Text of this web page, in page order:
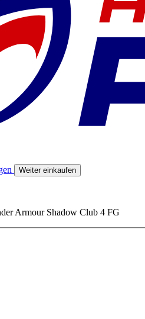
Weiter einkaufen
Armour Shadow Club 4 FG